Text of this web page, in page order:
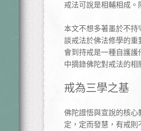
戒法可說是相輔相成
本文不想多著墨於不
談戒法於佛法修學的
會到持戒是一種自護
中摘錄佛陀對戒法的
戒為三學之基
佛陀證悟與宣說的核
定，定而發慧，有戒